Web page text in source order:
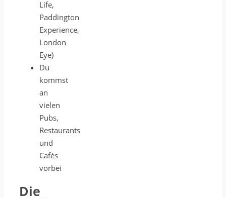
Life,
Paddington
Experience,
London
Eye)
Du
kommst
an
vielen
Pubs,
Restaurants
und
Cafés
vorbei
Die